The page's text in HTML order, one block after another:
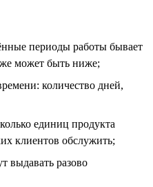
периоды работы бывает
может быть ниже;
количество дней,
единиц продукта
клиентов обслужить;
выдавать разово